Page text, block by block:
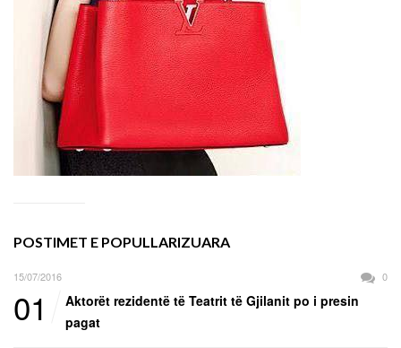
POSTIMET E POPULLARIZUARA
15/07/2016 0
01
Aktorët rezidentë të Teatrit të Gjilanit po i presin
pagat